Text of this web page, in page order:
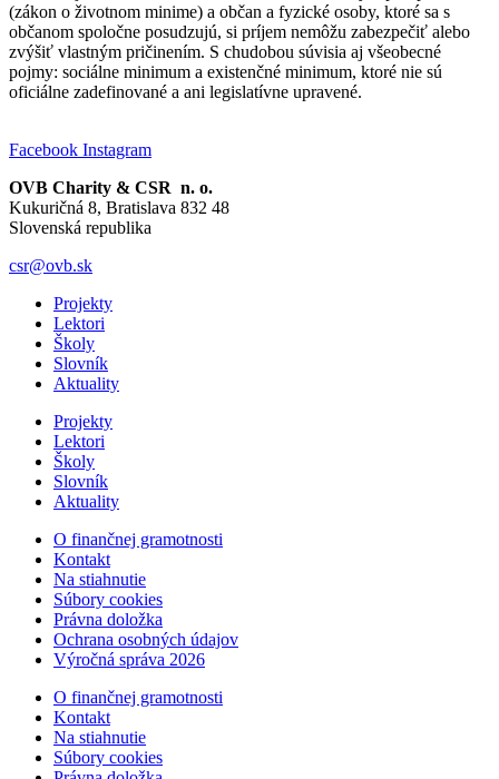
(zákon o životnom minime) a občan a fyzické osoby, ktoré sa s
občanom spoločne posudzujú, si príjem nemôžu zabezpečiť alebo
zvýšiť vlastným pričinením. S chudobou súvisia aj všeobecné
pojmy: sociálne minimum a existenčné minimum, ktoré nie sú
oficiálne zadefinované a ani legislatívne upravené.
Facebook Instagram
OVB Charity & CSR n. o.
Kukuričná 8, Bratislava 832 48
Slovenská republika
csr@ovb.sk
Projekty
Lektori
Školy
Slovník
Aktuality
Projekty
Lektori
Školy
Slovník
Aktuality
O finančnej gramotnosti
Kontakt
Na stiahnutie
Súbory cookies
Právna doložka
Ochrana osobných údajov
Výročná správa 2026
O finančnej gramotnosti
Kontakt
Na stiahnutie
Súbory cookies